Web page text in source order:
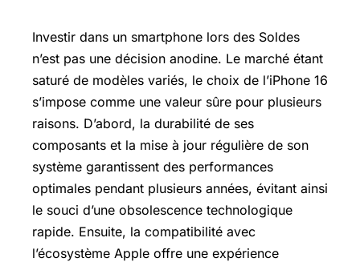
Investir dans un smartphone lors des Soldes
n’est pas une décision anodine. Le marché étant
saturé de modèles variés, le choix de l’iPhone 16
s’impose comme une valeur sûre pour plusieurs
raisons. D’abord, la durabilité de ses
composants et la mise à jour régulière de son
système garantissent des performances
optimales pendant plusieurs années, évitant ainsi
le souci d’une obsolescence technologique
rapide. Ensuite, la compatibilité avec
l’écosystème Apple offre une expérience